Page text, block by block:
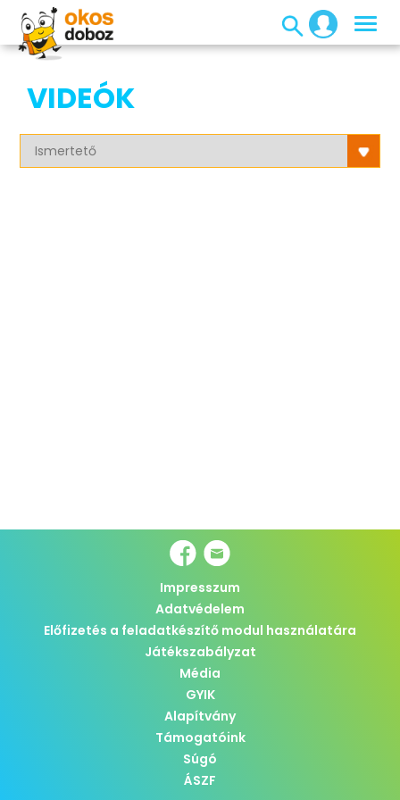
VIDEÓK
Impresszum
Adatvédelem
Előfizetés a feladatkészítő modul használatára
Játékszabályzat
Média
GYIK
Alapítvány
Támogatóink
Súgó
ÁSZF